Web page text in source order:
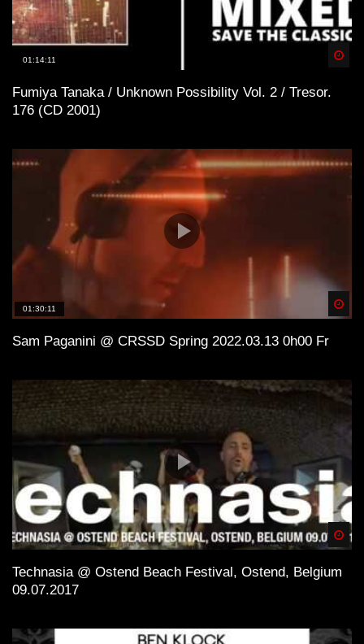
01:14:11
Fumiya Tanaka / Unknown Possibility Vol. 2 / Tresor.
176 (CD 2001)
01:30:11
Sam Paganini @ CRSSD Spring 2022.03.13 0h00 Fr
Technasia @ Ostend Beach Festival, Ostend, Belgium
09.07.2017